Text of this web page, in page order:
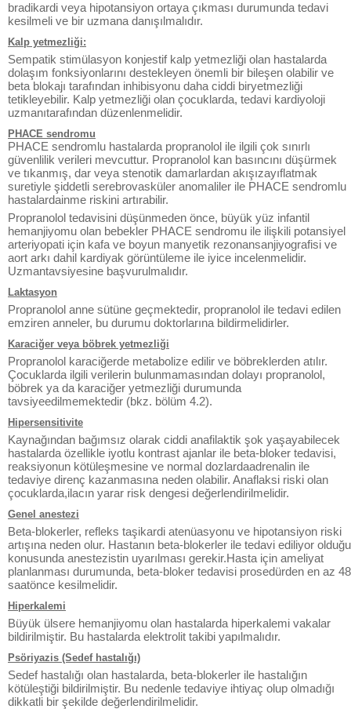
bradikardi veya hipotansiyon ortaya çıkması durumunda tedavi
kesilmeli ve bir uzmana danışılmalıdır.
Kalp yetmezliği:
Sempatik stimülasyon konjestif kalp yetmezliği olan hastalarda
dolaşım fonksiyonlarını destekleyen önemli bir bileşen olabilir ve
beta blokajı tarafından inhibisyonu daha ciddi biryetmezliği
tetikleyebilir. Kalp yetmezliği olan çocuklarda, tedavi kardiyoloji
uzmanıtarafından düzenlenmelidir.
PHACE sendromu
PHACE sendromlu hastalarda propranolol ile ilgili çok sınırlı
güvenlilik verileri mevcuttur. Propranolol kan basıncını düşürmek
ve tıkanmış, dar veya stenotik damarlardan akışızayıflatmak
suretiyle şiddetli serebrovasküler anomaliler ile PHACE sendromlu
hastalardainme riskini artırabilir.
Propranolol tedavisini düşünmeden önce, büyük yüz infantil
hemanjiyomu olan bebekler PHACE sendromu ile ilişkili potansiyel
arteriyopati için kafa ve boyun manyetik rezonansanjiyografisi ve
aort arkı dahil kardiyak görüntüleme ile iyice incelenmelidir.
Uzmantavsiyesine başvurulmalıdır.
Laktasyon
Propranolol anne sütüne geçmektedir, propranolol ile tedavi edilen
emziren anneler, bu durumu doktorlarına bildirmelidirler.
Karaciğer veya böbrek yetmezliği
Propranolol karaciğerde metabolize edilir ve böbreklerden atılır.
Çocuklarda ilgili verilerin bulunmamasından dolayı propranolol,
böbrek ya da karaciğer yetmezliği durumunda
tavsiyeedilmemektedir (bkz. bölüm 4.2).
Hipersensitivite
Kaynağından bağımsız olarak ciddi anafilaktik şok yaşayabilecek
hastalarda özellikle iyotlu kontrast ajanlar ile beta-bloker tedavisi,
reaksiyonun kötüleşmesine ve normal dozlardaadrenalin ile
tedaviye direnç kazanmasına neden olabilir. Anaflaksi riski olan
çocuklarda,ilacın yarar risk dengesi değerlendirilmelidir.
Genel anestezi
Beta-blokerler, refleks taşikardi atenüasyonu ve hipotansiyon riski
artışına neden olur. Hastanın beta-blokerler ile tedavi ediliyor olduğu
konusunda anestezistin uyarılması gerekir.Hasta için ameliyat
planlanması durumunda, beta-bloker tedavisi prosedürden en az 48
saatönce kesilmelidir.
Hiperkalemi
Büyük ülsere hemanjiyomu olan hastalarda hiperkalemi vakalar
bildirilmiştir. Bu hastalarda elektrolit takibi yapılmalıdır.
Psöriyazis (Sedef hastalığı)
Sedef hastalığı olan hastalarda, beta-blokerler ile hastalığın
kötüleştiği bildirilmiştir. Bu nedenle tedaviye ihtiyaç olup olmadığı
dikkatli bir şekilde değerlendirilmelidir.